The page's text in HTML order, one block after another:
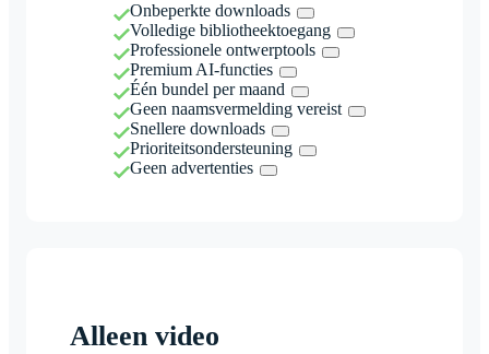
Onbeperkte downloads
Volledige bibliotheektoegang
Professionele ontwerptools
Premium AI-functies
Één bundel per maand
Geen naamsvermelding vereist
Snellere downloads
Prioriteitsondersteuning
Geen advertenties
Alleen video